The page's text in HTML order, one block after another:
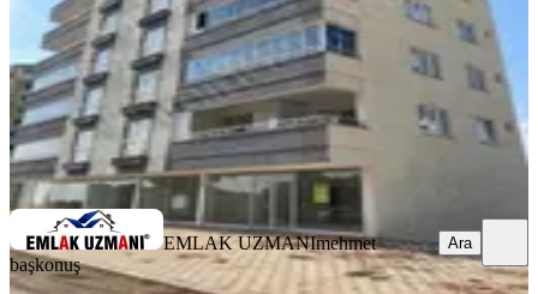
4.250.000 ₺
EMLAK UZMANImehmet başkonuş
Ara
EMLAK UZMANImehmet
başkonuş
Ara